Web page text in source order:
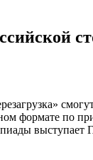
формате по